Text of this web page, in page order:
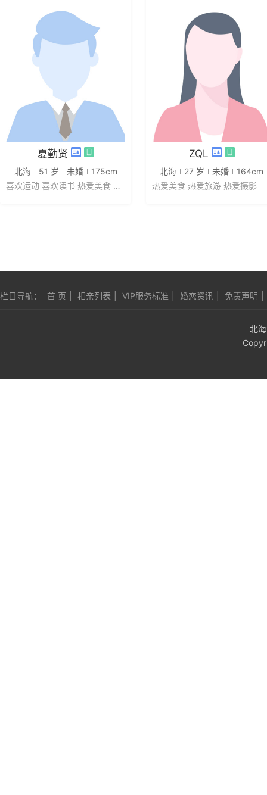
发私信
夏勤贤
北海 51 岁 未婚
175cm
喜欢运动 喜欢读书 热爱美食 热爱...
发私信
ZQL
北海 27 岁 未婚
164cm
热爱美食 热爱旅游 热爱摄影
栏目导航： 首 页 相亲列表 VIP服务标准 婚恋资讯 免责声明
北